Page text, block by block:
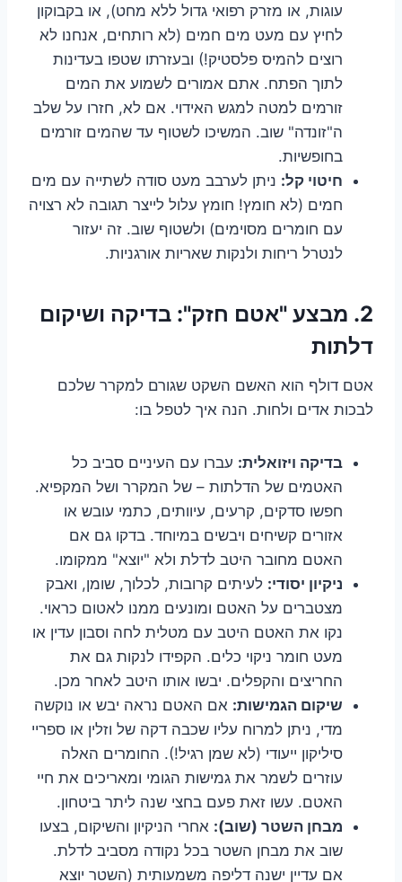
עוגות, או מזרק רפואי גדול ללא מחט), או בקבוקון
לחיץ עם מעט מים חמים (לא רותחים, אנחנו לא
רוצים להמיס פלסטיק!) ובעזרתו שטפו בעדינות
לתוך הפתח. אתם אמורים לשמוע את המים
זורמים למטה למגש האידוי. אם לא, חזרו על שלב
ה"זונדה" שוב. המשיכו לשטוף עד שהמים זורמים
בחופשיות.
חיטוי קל: ניתן לערבב מעט סודה לשתייה עם מים
חמים (לא חומץ! חומץ עלול לייצר תגובה לא רצויה
עם חומרים מסוימים) ולשטוף שוב. זה יעזור
לנטרל ריחות ולנקות שאריות אורגניות.
2. מבצע "אטם חזק": בדיקה ושיקום
דלתות
אטם דולף הוא האשם השקט שגורם למקרר שלכם
לבכות אדים ולחות. הנה איך לטפל בו:
בדיקה ויזואלית: עברו עם העיניים סביב כל
האטמים של הדלתות – של המקרר ושל המקפיא.
חפשו סדקים, קרעים, עיוותים, כתמי עובש או
אזורים קשיחים ויבשים במיוחד. בדקו גם אם
האטם מחובר היטב לדלת ולא "יוצא" ממקומו.
ניקיון יסודי: לעיתים קרובות, לכלוך, שומן, ואבק
מצטברים על האטם ומונעים ממנו לאטום כראוי.
נקו את האטם היטב עם מטלית לחה וסבון עדין או
מעט חומר ניקוי כלים. הקפידו לנקות גם את
החריצים והקפלים. יבשו אותו היטב לאחר מכן.
שיקום הגמישות: אם האטם נראה יבש או נוקשה
מדי, ניתן למרוח עליו שכבה דקה של וזלין או ספריי
סיליקון ייעודי (לא שמן רגיל!). החומרים האלה
עוזרים לשמר את גמישות הגומי ומאריכים את חיי
האטם. עשו זאת פעם בחצי שנה ליתר ביטחון.
מבחן השטר (שוב): אחרי הניקיון והשיקום, בצעו
שוב את מבחן השטר בכל נקודה מסביב לדלת.
אם עדיין ישנה דליפה משמעותית (השטר יוצא